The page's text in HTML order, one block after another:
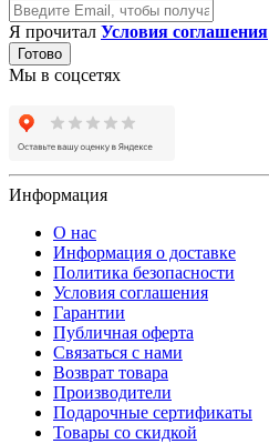
Я прочитал Условия соглашения
Готово
Мы в соцсетях
Информация
О нас
Информация о доставке
Политика безопасности
Условия соглашения
Гарантии
Публичная оферта
Связаться с нами
Возврат товара
Производители
Подарочные сертификаты
Товары со скидкой